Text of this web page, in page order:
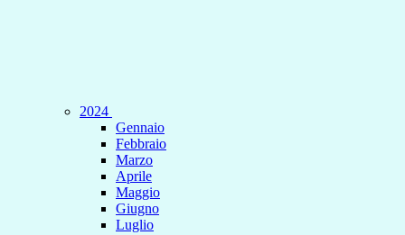
2024
Gennaio
Febbraio
Marzo
Aprile
Maggio
Giugno
Luglio